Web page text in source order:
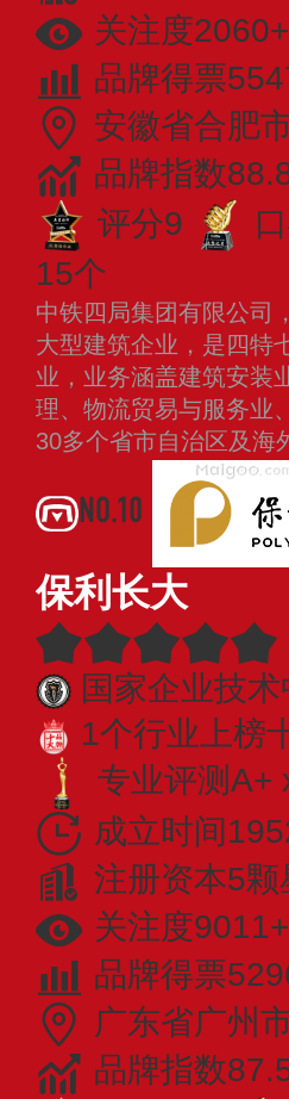
关注度2060+
品牌得票
安徽省合肥
品牌指数
评分9
15个
中铁四局集团有限公司
大型建筑企业，是四特
业，业务涵盖建筑安装
理、物流贸易与服务业
30多个省市自治区及海
NO.10
保利长大
国家企业技
1个行业上榜
专业评测A+
成立时间
注册资本5颗
关注度9011+
品牌得票
广东省广州
品牌指数